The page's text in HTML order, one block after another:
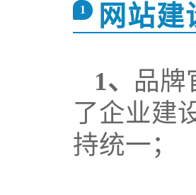
1 网站
1、 品牌
了企业建
持统一；